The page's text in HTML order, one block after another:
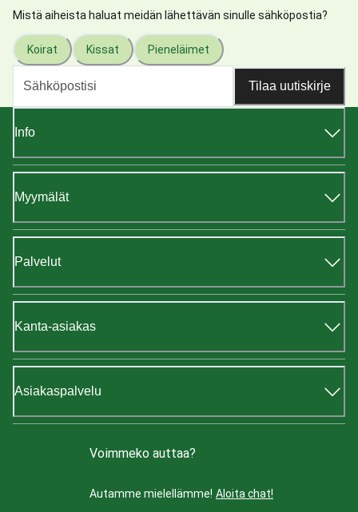
Mistä aiheista haluat meidän lähettävän sinulle sähköpostia?
Koirat Kissat Pieneläimet
Tilaa uutiskirje
Info
Myymälät
Palvelut
Kanta-asiakas
Asiakaspalvelu
Voimmeko auttaa?
Autamme mielellämme! Aloita chat!